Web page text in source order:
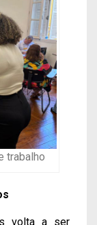
trabalho
volta a ser